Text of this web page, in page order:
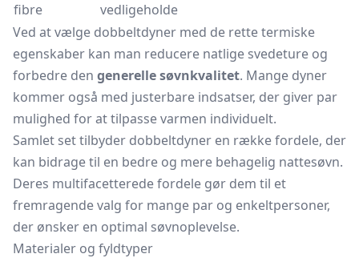
fibre
vedligeholde
Ved at vælge dobbeltdyner med de rette termiske
egenskaber kan man reducere natlige svedeture og
forbedre den generelle søvnkvalitet. Mange dyner
kommer også med justerbare indsatser, der giver par
mulighed for at tilpasse varmen individuelt.
Samlet set tilbyder dobbeltdyner en række fordele, der
kan bidrage til en bedre og mere behagelig nattesøvn.
Deres multifacetterede fordele gør dem til et
fremragende valg for mange par og enkeltpersoner,
der ønsker en optimal søvnoplevelse.
Materialer og fyldtyper